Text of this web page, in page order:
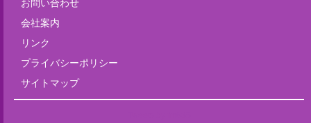
お問い合わせ
会社案内
リンク
プライバシーポリシー
サイトマップ